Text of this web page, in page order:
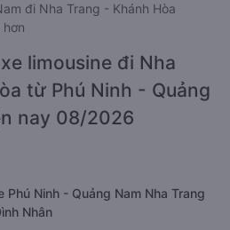
đi Nha Trang - Khánh Hòa
hơn
limousine đi Nha
từ Phú Ninh - Quảng
nay 08/2026
Phú Ninh - Quảng Nam Nha Trang
Nhân